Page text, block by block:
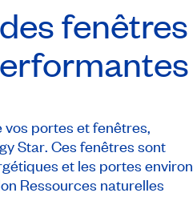
fenêtres
portes et fenêtres,
Star. Ces fenêtres sont
et les portes environ
Ressources naturelles